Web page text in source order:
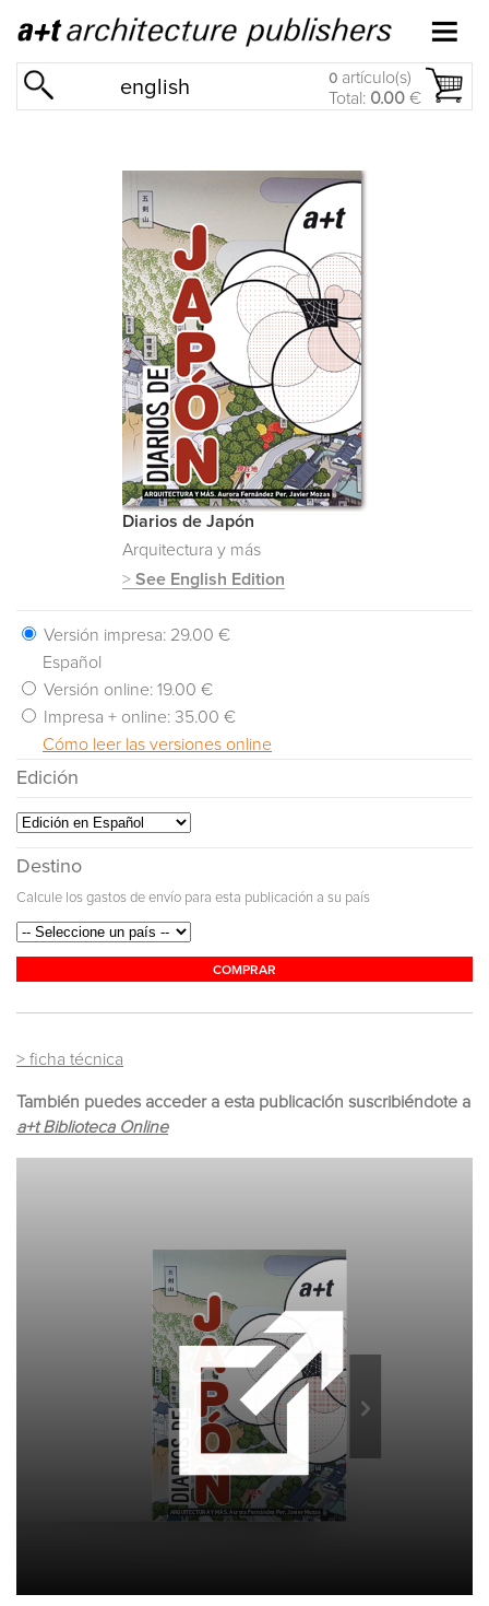
english 0 artículo(s)
Total: 0.00 €
Diarios de Japón
Arquitectura y más
> See English Edition
Versión impresa: 29.00 €
Español
Versión online: 19.00 €
Impresa + online: 35.00 €
Cómo leer las versiones online
Edición
Destino
Calcule los gastos de envío para esta publicación a su país
COMPRAR
> ficha técnica
También puedes acceder a esta publicación suscribiéndote a
a+t Biblioteca Online